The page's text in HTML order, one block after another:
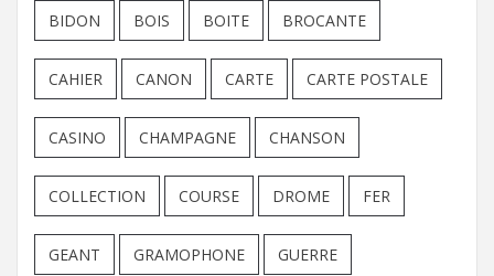
BIDON BOIS BOITE BROCANTE
CAHIER CANON CARTE CARTE POSTALE
CASINO CHAMPAGNE CHANSON
COLLECTION COURSE DROME FER
GEANT GRAMOPHONE GUERRE